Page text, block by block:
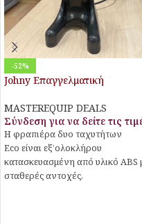
-52%
Johny Επαγγελματική
400W με 2 Ταχύτητες
MASTEREQUIP DEALS
Σύνδεση για να δείτε τις
Η φραπιέρα δυο ταχυτήτων
Eco είναι εξ’ολοκλήρου
κατασκευασμένη από υλικό ABS
σταθερές αντοχές.